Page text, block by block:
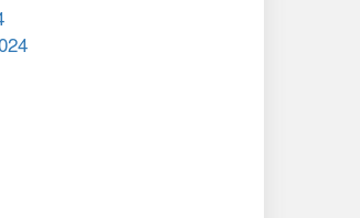
মাঝে সহায়তা দিলেন সাচিং প্রু
জেরী